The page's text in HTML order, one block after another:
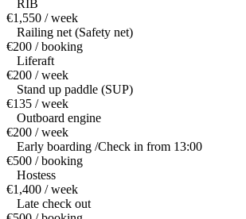
RIB
€1,550 / week
Railing net (Safety net)
€200 / booking
Liferaft
€200 / week
Stand up paddle (SUP)
€135 / week
Outboard engine
€200 / week
Early boarding /Check in from 13:00
€500 / booking
Hostess
€1,400 / week
Late check out